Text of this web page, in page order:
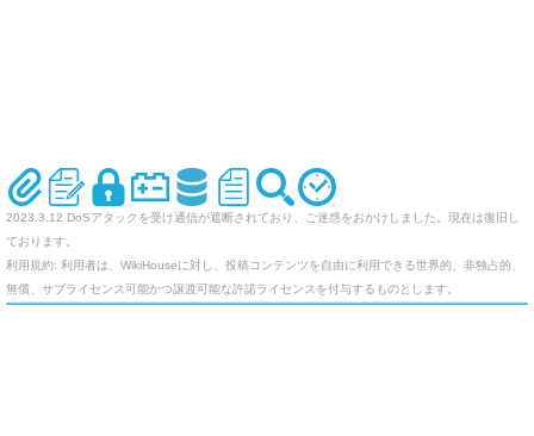
2023.3.12 DoSアタックを受け通信が遮断されており、ご迷惑をおかけしました。現在は復旧し
ております。
利用規約: 利用者は、WikiHouseに対し、投稿コンテンツを自由に利用できる世界的、非独占的、
無償、サブライセンス可能かつ譲渡可能な許諾ライセンスを付与するものとします。